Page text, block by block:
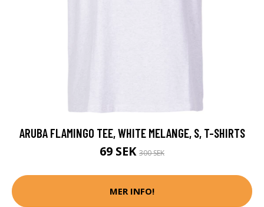
ARUBA FLAMINGO TEE, WHITE MELANGE, S, T-SHIRTS
69 SEK 300 SEK
MER INFO!